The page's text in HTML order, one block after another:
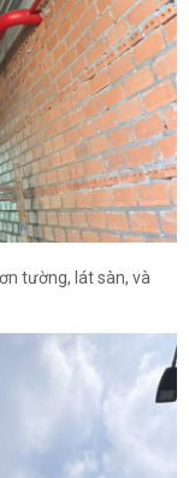
tường, lát sàn, và